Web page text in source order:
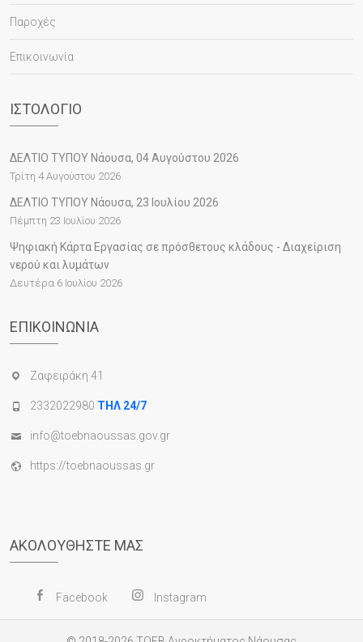
Παροχές
Επικοινωνία
ΙΣΤΟΛΌΓΙΟ
ΔΕΛΤΙΟ ΤΥΠΟΥ Νάουσα, 04 Αυγούστου 2026
Τρίτη 4 Αυγούστου 2026
ΔΕΛΤΙΟ ΤΥΠΟΥ Νάουσα, 23 Ιουλίου 2026
Πέμπτη 23 Ιουλίου 2026
Ψηφιακή Κάρτα Εργασίας σε πρόσθετους κλάδους - Διαχείριση
νερού και λυμάτων
Δευτέρα 6 Ιουλίου 2026
ΕΠΙΚΟΙΝΩΝΊΑ
Ζαφειράκη 41
2332022980 ΤΗΛ 24/7
info@toebnaoussas.gov.gr
https://toebnaoussas.gr
ΑΚΟΛΟΥΘΉΣΤΕ ΜΑΣ
Facebook Instagram